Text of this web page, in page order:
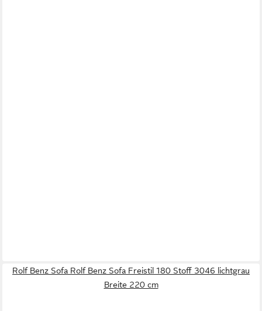
Rolf Benz Sofa Rolf Benz Sofa Freistil 180 Stoff 3046 lichtgrau
Breite 220 cm